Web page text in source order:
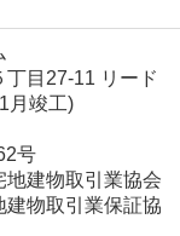
目27-11 リード
月竣工)
号
建物取引業協会
物取引業保証協